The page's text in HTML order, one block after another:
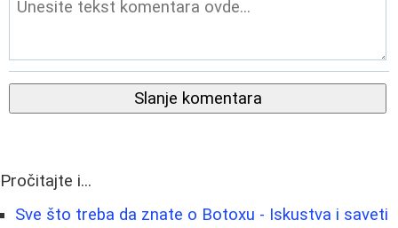
Slanje komentara
Pročitajte i...
Sve što treba da znate o Botoxu - Iskustva i saveti